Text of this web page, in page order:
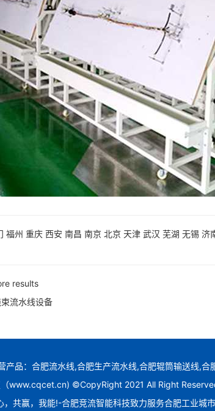
福州 重庆 西安 南昌 南京 北京 天津 武汉 芜湖 无锡 济
results
流水线设备
产品：合肥流水线,合肥生产流水线,合肥辊筒输送线,合
www.cqcet.cn) ©CopyRight 2021 All Right
，共赢，我能!-合肥竞流智能科技致力服务合肥工业城